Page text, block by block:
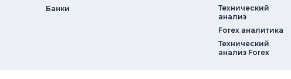
Банки
Технический
анализ
Forex аналитика
Технический
анализ Forex